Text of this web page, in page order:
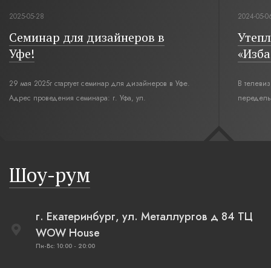
2025-05-28
Семинар для дизайнеров в
Уфе!
29 мая 2025г стартует семинар для дизайнеров в Уфе.
Адрес проведения семинара: г. Уфа, ул.
2024-05-
В
Шоу-рум
г. Екатеринбург, ул. Металлургов д 84 ТЦ
WOW House
Пн-Вс: 10:00 - 20:00